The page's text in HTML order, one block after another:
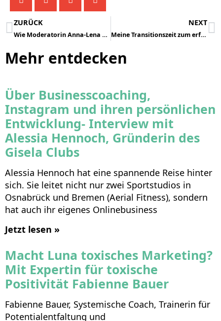
ZURÜCK
Wie Moderatorin Anna-Lena auf LinkedIn und Insta durchstartet
NEXT
Meine Transitionszeit zum erfolgreichen Coach
Mehr entdecken
Über Businesscoaching,
Instagram und ihren persönlichen
Entwicklung- Interview mit
Alessia Hennoch, Gründerin des
Gisela Clubs
Alessia Hennoch hat eine spannende Reise hinter
sich. Sie leitet nicht nur zwei Sportstudios in
Osnabrück und Bremen (Aerial Fitness), sondern
hat auch ihr eigenes Onlinebusiness
Jetzt lesen »
Macht Luna toxisches Marketing?
Mit Expertin für toxische
Positivität Fabienne Bauer
Fabienne Bauer, Systemische Coach, Trainerin für
Potentialentfaltung und